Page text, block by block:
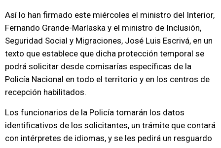
Así lo han firmado este miércoles el ministro del Interior,
Fernando Grande-Marlaska y el ministro de Inclusión,
Seguridad Social y Migraciones, José Luis Escrivá, en un
texto que establece que dicha protección temporal se
podrá solicitar desde comisarías específicas de la
Policía Nacional en todo el territorio y en los centros de
recepción habilitados.
Los funcionarios de la Policía tomarán los datos
identificativos de los solicitantes, un trámite que contará
con intérpretes de idiomas, y se les pedirá un resguardo